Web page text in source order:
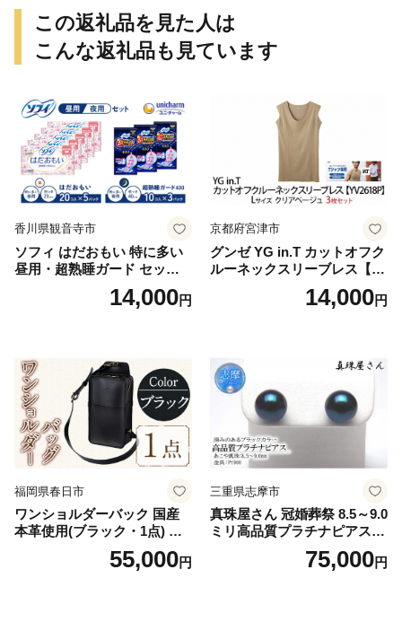
この返礼品を見た人は
こんな返礼品も見ています
香川県観音寺市
ソフィ はだおもい 特に多い
昼用・超熟睡ガード セット
羽付き ナプキン 生理用品 サ
ニタリー ユニ・チャーム
14,000円
京都府宮津市
グンゼ YG in.T カットオフク
ルーネックスリーブレス【Y
V2618P】Lサイズ クリアベ
ージュ3枚セット [№5716-04
14,000円
福岡県春日市
ワンショルダーバック 国産
本革使用(ブラック・1点) 鞄
バック バッグ カバン レザー
国産 日本製 牛革 黒 革 革製
55,000円
三重県志摩市
真珠屋さん 冠婚葬祭 8.5～9.0
ミリ高品質プラチナピアス P
t900 志摩産アコヤ真珠 ブラ
ックパール 黒真珠75,000円